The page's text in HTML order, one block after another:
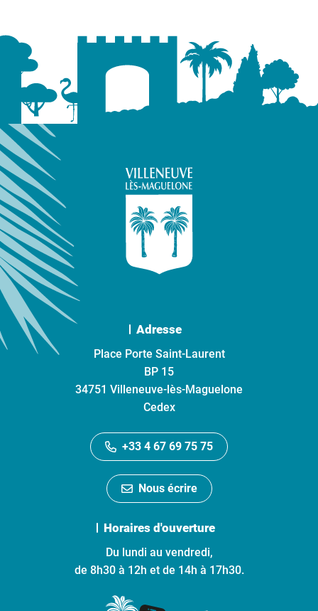
Adresse
Place Porte Saint-Laurent
BP 15
34751 Villeneuve-lès-Maguelone
Cedex
+33 4 67 69 75 75
Nous écrire
Horaires d'ouverture
Du lundi au vendredi,
de 8h30 à 12h et de 14h à 17h30.